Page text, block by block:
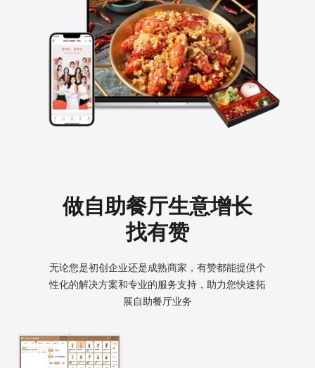
做自助餐厅生意增长
找有赞
无论您是初创企业还是成熟商家，有赞都能提供个
性化的解决方案和专业的服务支持，助力您快速拓
展自助餐厅业务